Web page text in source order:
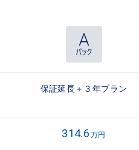
保証延長＋３年プラン
314.6 万円